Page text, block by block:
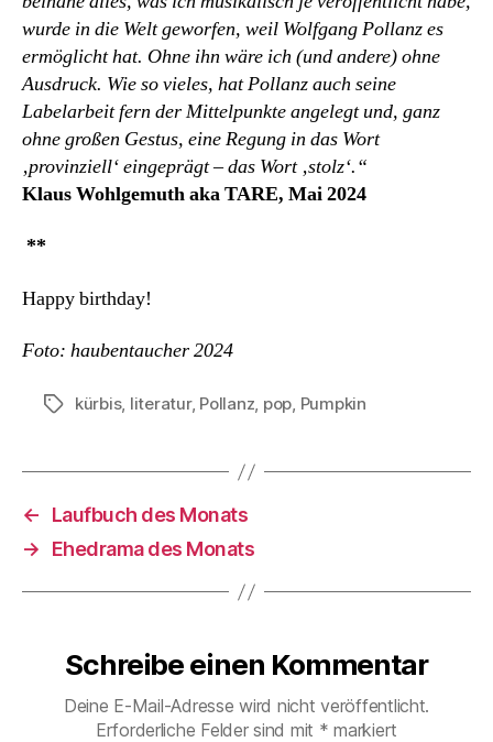
wurde in die Welt geworfen, weil Wolfgang Pollanz es
ermöglicht hat. Ohne ihn wäre ich (und andere) ohne
Ausdruck. Wie so vieles, hat Pollanz auch seine
Labelarbeit fern der Mittelpunkte angelegt und, ganz
ohne großen Gestus, eine Regung in das Wort
‚provinziell‘ eingeprägt – das Wort ‚stolz‘.“
Klaus Wohlgemuth aka TARE, Mai 2024
**
Happy birthday!
Foto: haubentaucher 2024
Schlagwörter
kürbis, literatur, Pollanz, pop, Pumpkin
←
Laufbuch des Monats
→
Ehedrama des Monats
Schreibe einen Kommentar
Deine E-Mail-Adresse wird nicht veröffentlicht.
Erforderliche Felder sind mit * markiert